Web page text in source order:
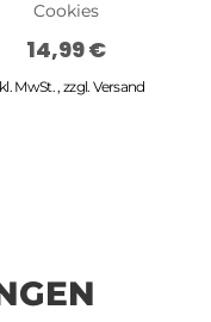
Cookies
14,99 €
MwSt. ,zzgl.Versand